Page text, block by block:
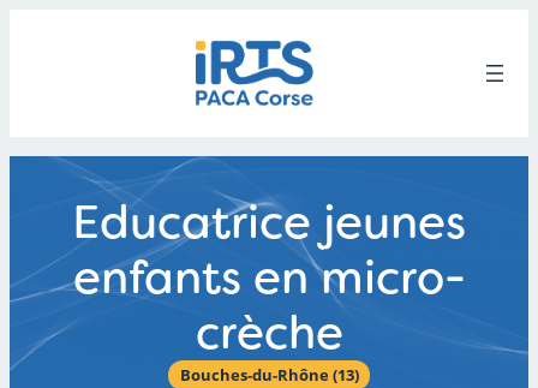
Educatrice jeunes
enfants en micro-
crèche
Bouches-du-Rhône (13)